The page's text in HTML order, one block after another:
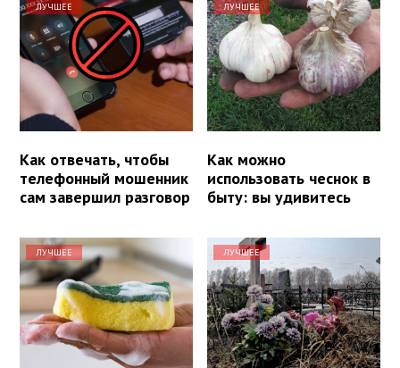
ЛУЧШЕЕ
Как отвечать, чтобы
телефонный мошенник
сам завершил разговор
ЛУЧШЕЕ
Как можно
использовать чеснок в
быту: вы удивитесь
ЛУЧШЕЕ ЛУЧШЕЕ